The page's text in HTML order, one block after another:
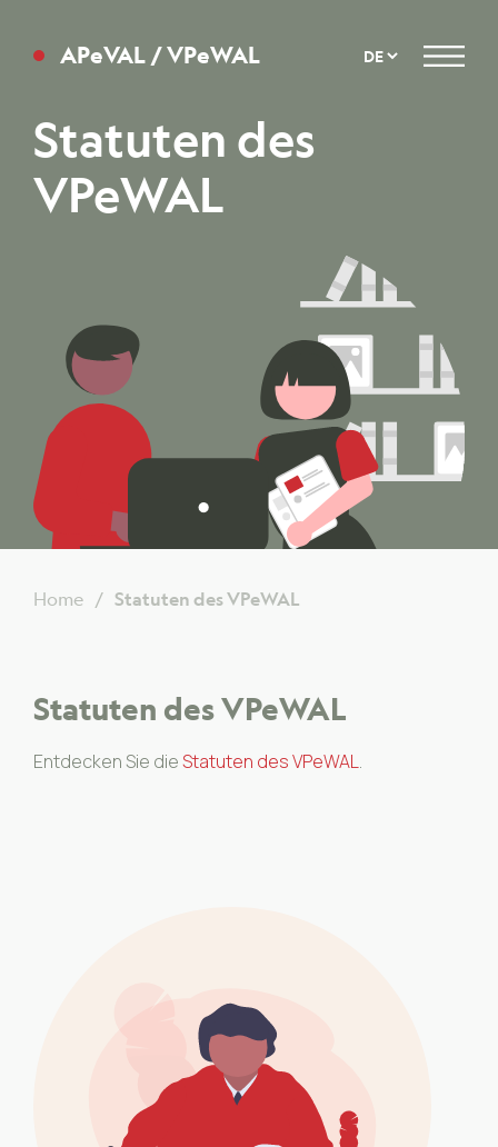
APeVAL / VPeWAL
Menu
Statuten des
VPeWAL
Home Statuten des VPeWAL
Statuten des VPeWAL
Entdecken Sie dieStatuten des VPeWAL.